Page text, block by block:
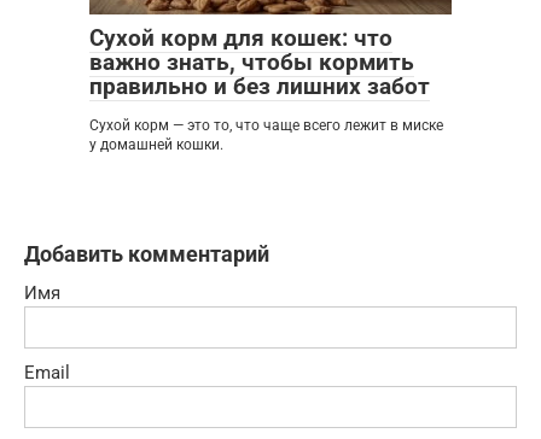
Сухой корм для кошек: что
важно знать, чтобы кормить
правильно и без лишних забот
Сухой корм — это то, что чаще всего лежит в миске
у домашней кошки.
Добавить комментарий
Имя
Email